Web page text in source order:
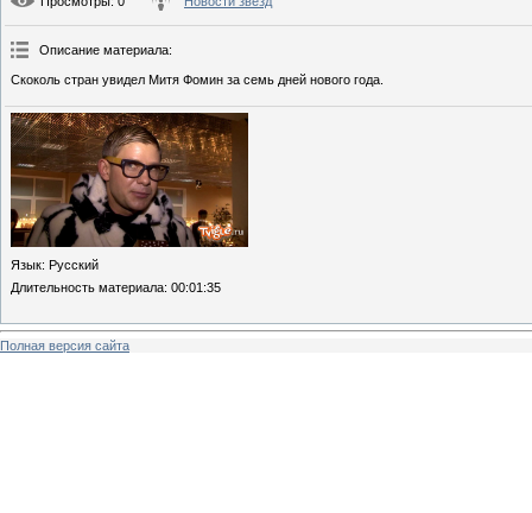
Описание материала:
Скоколь стран увидел Митя Фомин за семь дней нового года.
Язык: Русский
Длительность материала: 00:01:35
Полная версия сайта